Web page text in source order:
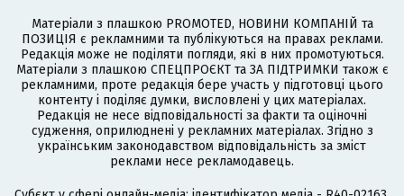
Матеріали з плашкою PROMOTED, НОВИНИ КОМПАНІЙ та
ПОЗИЦІЯ є рекламними та публікуються на правах реклами.
Редакція може не поділяти погляди, які в них промотуються.
Матеріали з плашкою СПЕЦПРОЄКТ та ЗА ПІДТРИМКИ також є
рекламними, проте редакція бере участь у підготовці цього
контенту і поділяє думки, висловлені у цих матеріалах.
Редакція не несе відповідальності за факти та оціночні
судження, оприлюднені у рекламних матеріалах. Згідно з
українським законодавством відповідальність за зміст
реклами несе рекламодавець.